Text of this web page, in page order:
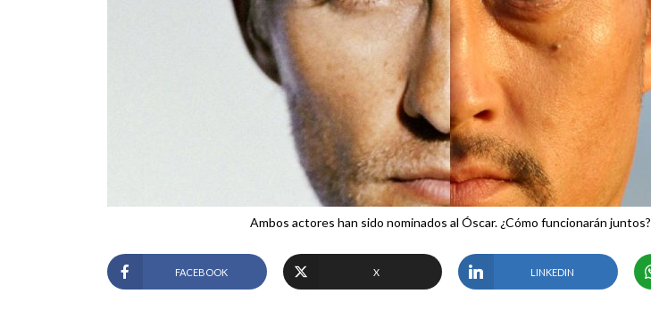
Ambos actores han sido nominados al Óscar. ¿Cómo funcionarán juntos?
FACEBOOK X LINKEDIN